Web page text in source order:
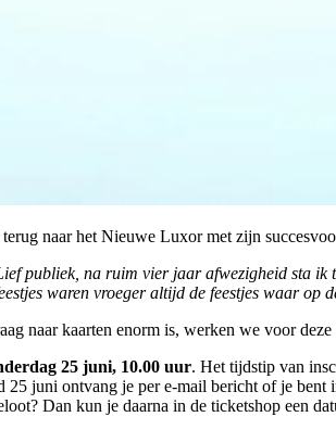
naar het Nieuwe Luxor met zijn
publiek, na ruim vier jaar afwezigheid sta ik
es waren vroeger altijd de feestjes waar op
naar kaarten enorm is, werken we voor
25 juni, 10.00 uur. Het tijdstip van
25 juni ontvang je per e-mail bericht of je
Dan kun je daarna in de ticketshop een